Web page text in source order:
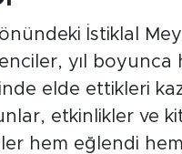
İstiklal
yıl boyunca
elde ettikleri
etkinlikler ve
hem eğlendi hem